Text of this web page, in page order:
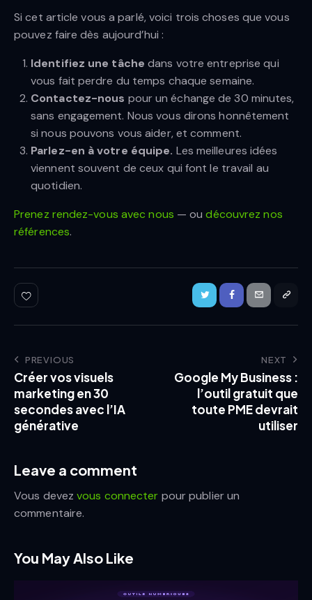
Si cet article vous a parlé, voici trois choses que vous
pouvez faire dès aujourd’hui :
Identifiez une tâche dans votre entreprise qui
vous fait perdre du temps chaque semaine.
Contactez-nous pour un échange de 30 minutes,
sans engagement. Nous vous dirons honnêtement
si nous pouvons vous aider, et comment.
Parlez-en à votre équipe. Les meilleures idées
viennent souvent de ceux qui font le travail au
quotidien.
Prenez rendez-vous avec nous — oudécouvrez nos
références.
PREVIOUS
Créer vos visuels
marketing en 30
secondes avec l’IA
générative
NEXT
Google My Business :
l’outil gratuit que
toute PME devrait
utiliser
Leave a comment
Vous devezvous connecter pour publier un
commentaire.
You May Also Like